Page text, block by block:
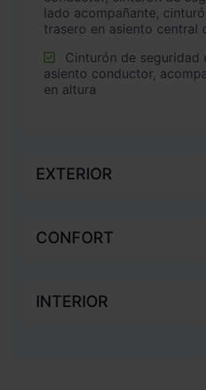
lado acompañante,
trasero en asiento central
asiento conductor,
en altura
EXTERIOR
CONFORT
INTERIOR